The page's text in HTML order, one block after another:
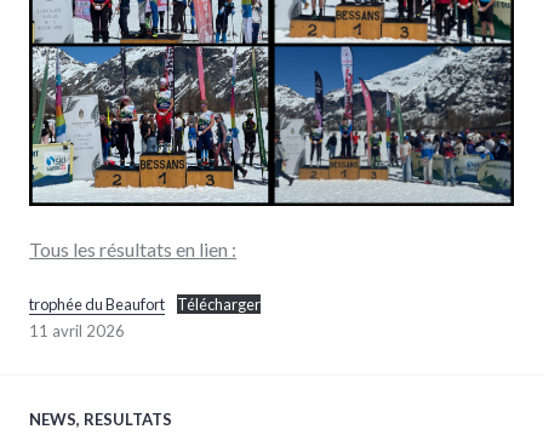
Tous les résultats en lien :
trophée du Beaufort
Télécharger
11 avril 2026
NEWS, RESULTATS